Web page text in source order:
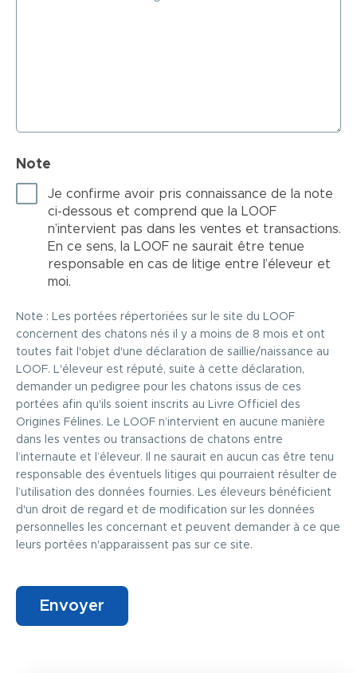
Note
Je confirme avoir pris connaissance de la note
ci-dessous et comprend que la LOOF
n’intervient pas dans les ventes et transactions.
En ce sens, la LOOF ne saurait être tenue
responsable en cas de litige entre l’éleveur et
moi.
Note : Les portées répertoriées sur le site du LOOF
concernent des chatons nés il y a moins de 8 mois et ont
toutes fait l'objet d'une déclaration de saillie/naissance au
LOOF. L'éleveur est réputé, suite à cette déclaration,
demander un pedigree pour les chatons issus de ces
portées afin qu'ils soient inscrits au Livre Officiel des
Origines Félines. Le LOOF n’intervient en aucune manière
dans les ventes ou transactions de chatons entre
l’internaute et l’éleveur. Il ne saurait en aucun cas être tenu
responsable des éventuels litiges qui pourraient résulter de
l’utilisation des données fournies. Les éleveurs bénéficient
d'un droit de regard et de modification sur les données
personnelles les concernant et peuvent demander à ce que
leurs portées n'apparaissent pas sur ce site.